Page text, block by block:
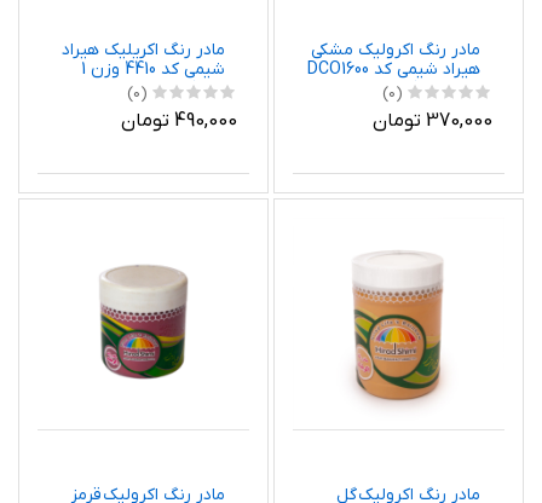
مادر رنگ اکرولیک مشکی
هیراد شیمی کد DCO1600
وزن 800 گرم
(0)
370,000 تومان
مادر رنگ اکریلیک هیراد
شیمی کد 4410 وزن 1
کیلوگرم
(0)
490,000 تومان
مادر رنگ اکرولیک گل مادر رنگ اکرولیک قرمز